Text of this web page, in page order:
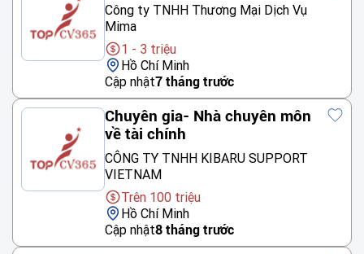
Công ty TNHH Thương Mại Dịch Vụ
Mima
1 - 3 triệu
Hồ Chí Minh
Cập nhật7 tháng trước
Chuyên gia- Nhà chuyên môn
về tài chính
CÔNG TY TNHH KIBARU SUPPORT
VIETNAM
Trên 100 triệu
Hồ Chí Minh
Cập nhật8 tháng trước